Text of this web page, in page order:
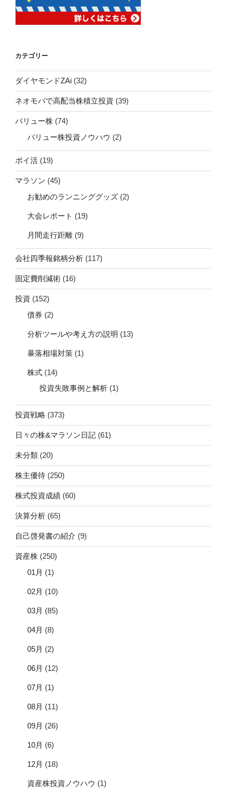
カテゴリー
ダイヤモンドZAi (32)
ネオモバで高配当株積立投資 (39)
バリュー株 (74)
バリュー株投資ノウハウ (2)
ポイ活 (19)
マラソン (45)
お勧めのランニンググッズ (2)
大会レポート (19)
月間走行距離 (9)
会社四季報銘柄分析 (117)
固定費削減術 (16)
投資 (152)
債券 (2)
分析ツールや考え方の説明 (13)
暴落相場対策 (1)
株式 (14)
投資失敗事例と解析 (1)
投資戦略 (373)
日々の株&マラソン日記 (61)
未分類 (20)
株主優待 (250)
株式投資成績 (60)
決算分析 (65)
自己啓発書の紹介 (9)
資産株 (250)
01月 (1)
02月 (10)
03月 (85)
04月 (8)
05月 (2)
06月 (12)
07月 (1)
08月 (11)
09月 (26)
10月 (6)
12月 (18)
資産株投資ノウハウ (1)